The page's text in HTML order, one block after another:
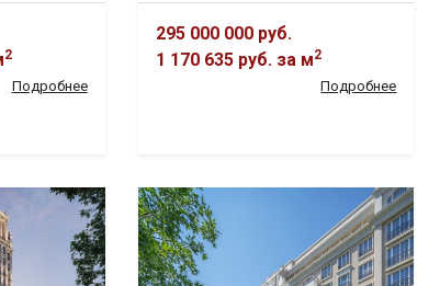
2
Подробнее
295 000 000 руб.
1 170 635 руб.за м2
Подробнее